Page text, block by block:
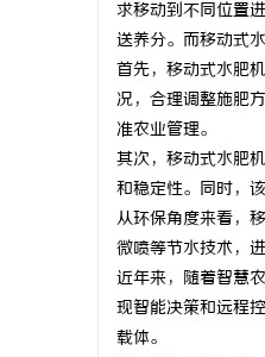
求移动到不同位置
送养分。而移动式
首先，移动式水肥
况，合理调整施肥
准农业管理。
其次，移动式水肥
和稳定性。同时，
从环保角度来看，
微喷等节水技术，
近年来，随着智慧
现智能决策和远程
载体。